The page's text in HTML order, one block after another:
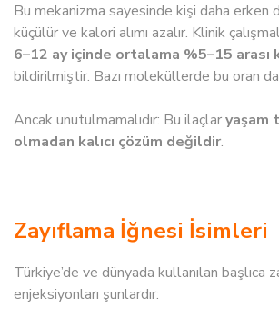
Bu mekanizma sayesinde kişi daha erken
küçülür ve kalori alımı azalır. Klinik
6–12 ay içinde ortalama %5–15 arası
bildirilmiştir. Bazı moleküllerde bu oran
Ancak unutulmamalıdır: Bu ilaçlaryaşam
olmadan kalıcı çözüm değildir.
Zayıflama İğnesi İsimleri
Türkiye’de ve dünyada kullanılan başlıca
enjeksiyonları şunlardır: